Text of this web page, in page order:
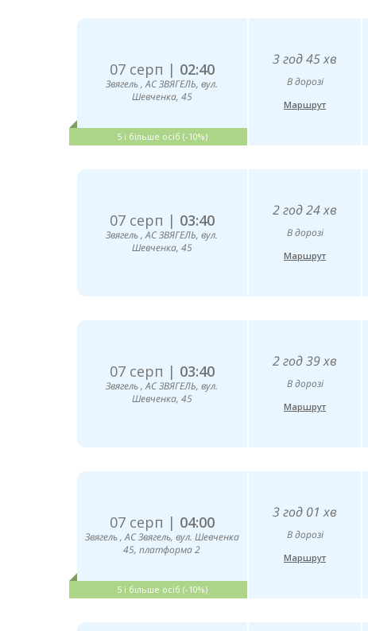
07 серп | 02:40
Звягель , АС ЗВЯГЕЛЬ, вул.
Шевченка, 45
5 і більше осіб (-10%)
3 год 45 хв
В дорозі
Маршрут
07 серп | 03:40
Звягель , АС ЗВЯГЕЛЬ, вул.
Шевченка, 45
2 год 24 хв
В дорозі
Маршрут
07 серп | 03:40
Звягель , АС ЗВЯГЕЛЬ, вул.
Шевченка, 45
2 год 39 хв
В дорозі
Маршрут
07 серп | 04:00
Звягель , АС Звягель, вул. Шевченка
45, платформа 2
5 і більше осіб (-10%)
3 год 01 хв
В дорозі
Маршрут